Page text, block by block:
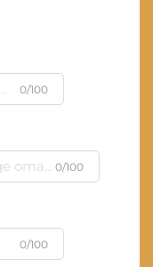
0/100
0/100
0/100